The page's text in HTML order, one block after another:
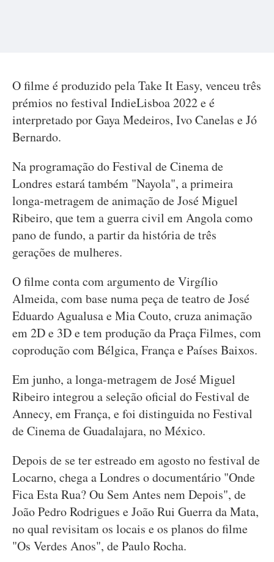
O filme é produzido pela Take It Easy, venceu três
prémios no festival IndieLisboa 2022 e é
interpretado por Gaya Medeiros, Ivo Canelas e Jó
Bernardo.
Na programação do Festival de Cinema de
Londres estará também "Nayola", a primeira
longa-metragem de animação de José Miguel
Ribeiro, que tem a guerra civil em Angola como
pano de fundo, a partir da história de três
gerações de mulheres.
O filme conta com argumento de Virgílio
Almeida, com base numa peça de teatro de José
Eduardo Agualusa e Mia Couto, cruza animação
em 2D e 3D e tem produção da Praça Filmes, com
coprodução com Bélgica, França e Países Baixos.
Em junho, a longa-metragem de José Miguel
Ribeiro integrou a seleção oficial do Festival de
Annecy, em França, e foi distinguida no Festival
de Cinema de Guadalajara, no México.
Depois de se ter estreado em agosto no festival de
Locarno, chega a Londres o documentário "Onde
Fica Esta Rua? Ou Sem Antes nem Depois", de
João Pedro Rodrigues e João Rui Guerra da Mata,
no qual revisitam os locais e os planos do filme
"Os Verdes Anos", de Paulo Rocha.